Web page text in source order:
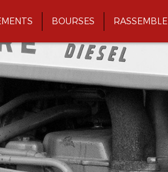
BOURSES